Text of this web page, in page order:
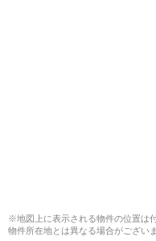
※地図上に表示される物件の位置は
物件所在地とは異なる場合がございま